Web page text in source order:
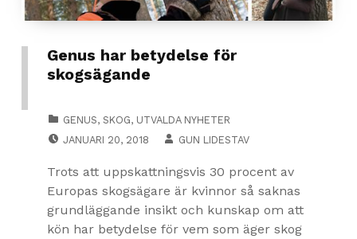
Genus har betydelse för
skogsägande
GENUS, SKOG, UTVALDA NYHETER
JANUARI 20, 2018
GUN LIDESTAV
Trots att uppskattningsvis 30 procent av
Europas skogsägare är kvinnor så saknas
grundläggande insikt och kunskap om att
kön har betydelse för vem som äger skog